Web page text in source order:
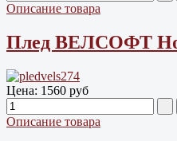
Описание товара
Плед ВЕЛСОФТ
Цена: 1560 руб
Описание товара